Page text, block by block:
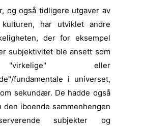
og også tidligere utgaver av
har utviklet andre
der for eksempel
subjektivitet ble ansett som
eller
fundamentale i universet,
sekundær. De hadde også
den iboende sammenhengen
subjekter og